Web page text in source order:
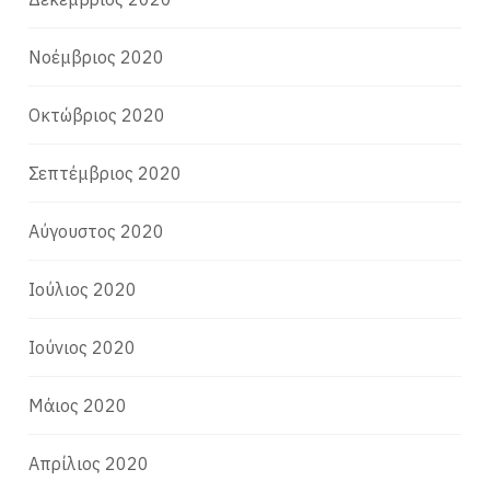
Νοέμβριος 2020
Οκτώβριος 2020
Σεπτέμβριος 2020
Αύγουστος 2020
Ιούλιος 2020
Ιούνιος 2020
Μάιος 2020
Απρίλιος 2020